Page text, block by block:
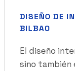
DISEÑO DE
BILBAO
El diseño
sino también